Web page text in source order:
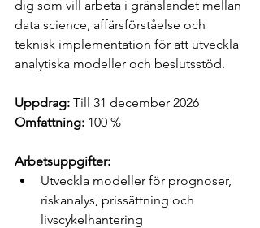
dig som vill arbeta i gränslandet mellan
data science, affärsförståelse och
teknisk implementation för att utveckla
analytiska modeller och beslutsstöd.
Uppdrag: Till 31 december 2026
Omfattning: 100 %
Arbetsuppgifter:
Utveckla modeller för prognoser,
riskanalys, prissättning och
livscykelhantering